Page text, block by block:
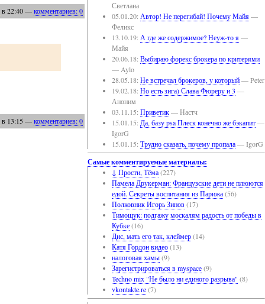
Светлана
05.01.20: Автор! Не перегибай! Почему Майя—
Феликс
13.10.19: А где же содержимое? Неуж-то я—
Майя
20.06.18: Выбираю форекс брокера по критерями
— Aylo
28.05.18: Не встречал брокеров, у который— Peter
19.02.18: Но есть зига) Слава Фюреру и 3 —
Аноним
03.11.15: Приветик— Настч
15.01.15: Да, базу psa Плеск конечно же бэкапит—
IgorG
15.01.15: Трудно сказать, почему пропала— IgorG
Самые комментируемые материалы:
↓ Прости, Тёма(227)
Памела Друкерман: Французские дети не плюются
едой. Секреты воспитания из Парижа(56)
Полковник Игорь Зинов(17)
Тимощук: подгажу москалям радость от победы в
Кубке(16)
Дис, мать его так, клеймер(14)
Катя Гордон видео(13)
налоговая хамы(9)
Зарегистрироваться в myspace(9)
Techno mix "Не было ни единого разрыва" (8)
vkontakte.re(7)
в 22:40—комментариев: 0
в 13:15—комментариев: 0